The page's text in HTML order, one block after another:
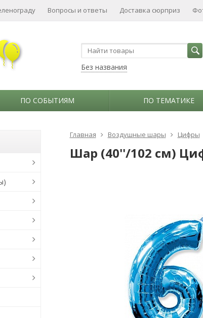
Вопросы и ответы Доставка сюрприз
Без названия
ПО СОБЫТИЯМ ПО ТЕМАТИКЕ
Главная Воздушные шары Цифры
Шар (40''/102 см)